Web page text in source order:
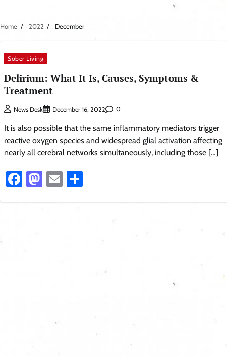
Home 2022 December
Sober Living
Delirium: What It Is, Causes, Symptoms &
Treatment
News Desk December 16, 2022 0
It is also possible that the same inflammatory mediators trigger
reactive oxygen species and widespread glial activation affecting
nearly all cerebral networks simultaneously, including those […]
Facebook
Mastodon
Email